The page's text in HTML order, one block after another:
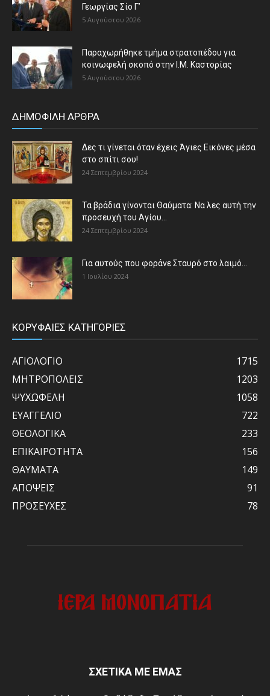
Γεωργίας Σίο Γ’
5 Αυγούστου 2026
Παραχωρήθηκε τμήμα στρατοπέδου για
κοινωφελή σκοπό στην Ι.Μ. Καστορίας
5 Αυγούστου 2026
ΔΗΜΟΦΙΛΗ ΑΡΘΡΑ
Δες τι γίνεται όταν έχεις Άγιες Εικόνες μέσα
στο σπίτι σου!
24 Σεπτεμβρίου 2024
Τα βράδια γίνονται Θαύματα: Να λες αυτή την
προσευχή του Αγίου...
24 Σεπτεμβρίου 2024
Για αυτούς που φοράνε Σταυρό στο λαιμό…
1 Ιουλίου 2024
ΚΟΡΥΦΑΙΕΣ ΚΑΤΗΓΟΡΙΕΣ
ΑΓΙΟΛΟΓΙΟ
1715
ΜΗΤΡΟΠΟΛΕΙΣ
1203
ΨΥΧΩΦΕΛΗ
1058
ΕΥΑΓΓΕΛΙΟ
722
ΘΕΟΛΟΓΙΚΑ
233
ΕΠΙΚΑΙΡΟΤΗΤΑ
156
ΘΑΥΜΑΤΑ
149
ΑΠΟΨΕΙΣ
91
ΠΡΟΣΕΥΧΕΣ
78
ΣΧΕΤΙΚΑ ΜΕ ΕΜΑΣ